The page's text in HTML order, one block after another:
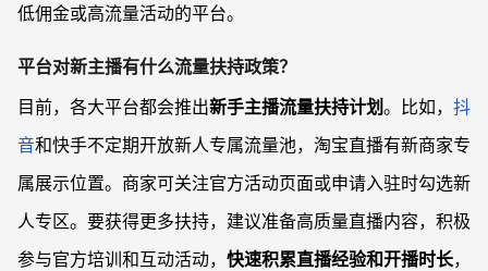
低佣金或高流量活动的平台。
平台对新主播有什么流量扶持政策？
目前，各大平台都会推出新手主播流量扶持计划。比如， 抖
音和快手不定期开放新人专属流量池，淘宝直播有新商家专
属展示位置。商家可关注官方活动页面或申请入驻时勾选新
人专区。要获得更多扶持，建议准备高质量直播内容，积极
参与官方培训和互动活动， 快速积累直播经验和开播时长，